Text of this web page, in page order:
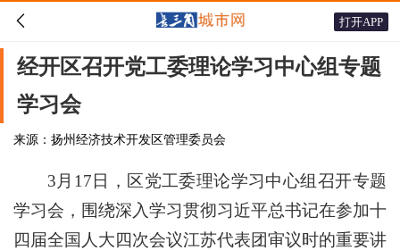
 打开APP
经开区召开党工委理论学习中心组专题
学习会
来源：扬州经济技术开发区管理委员会
3月17日，区党工委理论学习中心组召开专题
学习会，围绕深入学习贯彻习近平总书记在参加十
四届全国人大四次会议江苏代表团审议时的重要讲